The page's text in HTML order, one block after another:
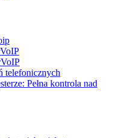
telefonicznych
Pełna kontrola nad